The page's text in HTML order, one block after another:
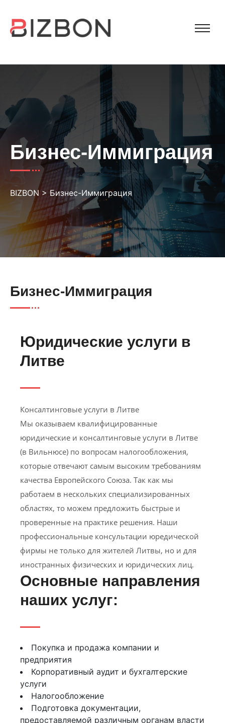
Бизнес-Иммиграция
BIZBON>Бизнес-Иммиграция
Бизнес-Иммиграция
Юридические услуги в
Литве
Консалтинговые услуги в Литве
Мы оказываем квалифицированные
юридические и консалтинговые услуги в Литве
(в Вильнюсе) по вопросам налогообложения,
которые отвечают самым высоким требованиям
качества Европейского Союза. Так как мы
работаем в нескольких специализированных
областях, то можем предложить быстрые и
проверенные на практике решения. Наши
профессиональные консультации юредической
фирмы не только для жителей Литвы, но и для
иностранных физических и юридических лиц.
Основные направления
наших услуг:
Покупка и продажа компании и
предприятия
Корпоративный аудит и бухгалтерские
услуги
Налогообложение
Подготовка документации,
предоставляемой различным органам власти